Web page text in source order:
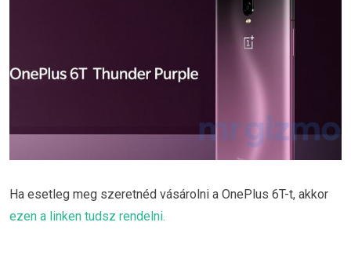
Ha esetleg meg szeretnéd vásárolni a OnePlus 6T-t, akkor
ezen a linken tudsz rendelni.